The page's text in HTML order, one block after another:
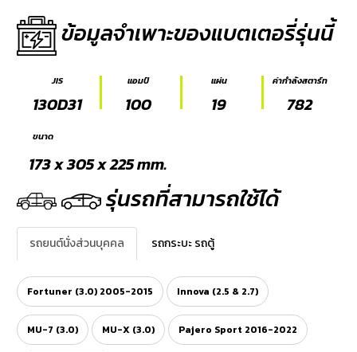
ข้อมูลจำเพาะของแบตเตอรี่รุ่นนี้
JIS
130D31
แอมป์
100
แผ่น
19
ค่ากำลังสตาร์ท
782
ขนาด
173 x 305 x 225 mm.
รุ่นรถที่สามารถใช้ได้
รถยนต์นั่งส่วนบุคคล รถกระบะ รถตู้
Fortuner (3.0) 2005-2015 Innova (2.5 & 2.7)
MU-7 (3.0) MU-X (3.0) Pajero Sport 2016-2022